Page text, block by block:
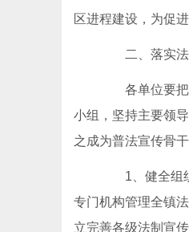
区进程建设，为促
二、落实法
各单位要把“
小组，坚持主要领
之成为普法宣传骨
1、健全组织
专门机构管理全镇
立完善各级法制宣